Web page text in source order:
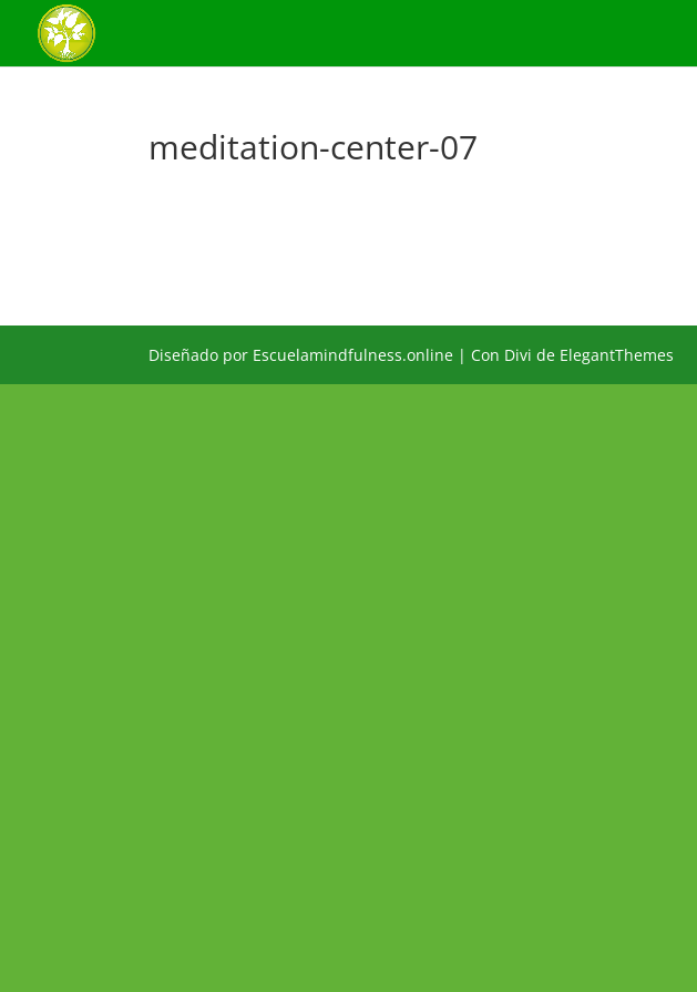
meditation-center-07
Diseñado por Escuelamindfulness.online | Con Divi de ElegantThemes